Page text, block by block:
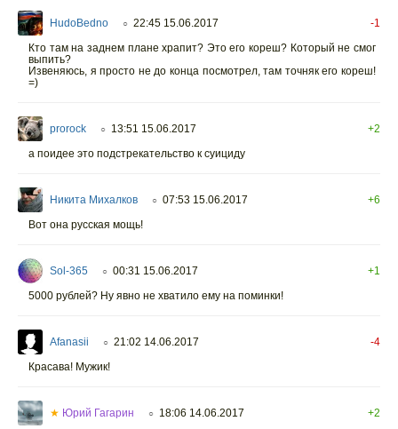
HudoBedno ○ 22:45 15.06.2017
-1
Кто там на заднем плане храпит? Это его кореш? Который не смог
выпить?
Извеняюсь, я просто не до конца посмотрел, там точняк его кореш!
=)
prorock ○ 13:51 15.06.2017
+2
а поидее это подстрекательство к суициду
Никита Михалков ○ 07:53 15.06.2017
+6
Вот она русская мощь!
Sol-365 ○ 00:31 15.06.2017
+1
5000 рублей? Ну явно не хватило ему на поминки!
Afanasii ○ 21:02 14.06.2017
-4
Красава! Мужик!
★ Юрий Гагарин ○ 18:06 14.06.2017
+2